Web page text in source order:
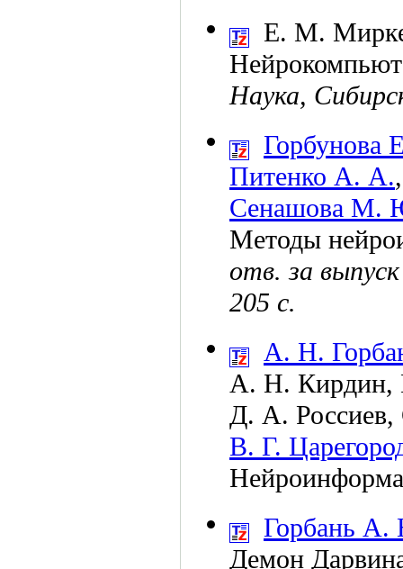
Е. М.
Наука,
Горбунова
Питенко А. А.
Сенашова М.
Методы
отв. за
205 с.
А. Н.
А. Н. Кирдин,
Д. А. Россиев,
В. Г.
Горбань А.
Демон